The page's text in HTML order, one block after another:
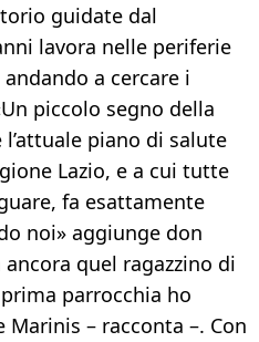
guidate dal
lavora nelle periferie
a cercare i
piccolo segno della
piano di salute
Lazio, e a cui tutte
fa esattamente
noi» aggiunge don
quel ragazzino di
parrocchia ho
– racconta –. Con